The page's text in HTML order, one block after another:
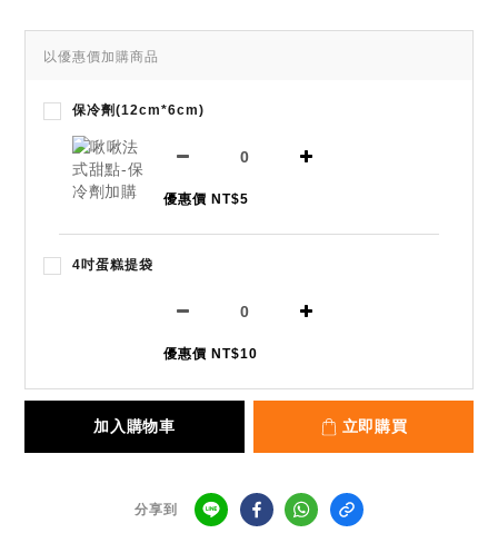
以優惠價加購商品
保冷劑(12cm*6cm)
優惠價 NT$5
4吋蛋糕提袋
優惠價 NT$10
加入購物車 立即購買
分享到